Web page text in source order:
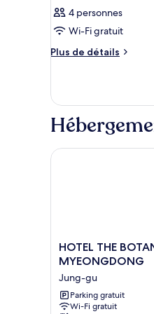
4 personnes
Wi-Fi gratuit
Plus de détails
Plus
le
type
de
Chambre
HOTEL
THE
SEWOON
MYEONGDONG
Jung-
HOTEL THE
MYEONGDONG
Jung-gu
Parking gratuit
Wi-Fi gratuit
HOTEL THE